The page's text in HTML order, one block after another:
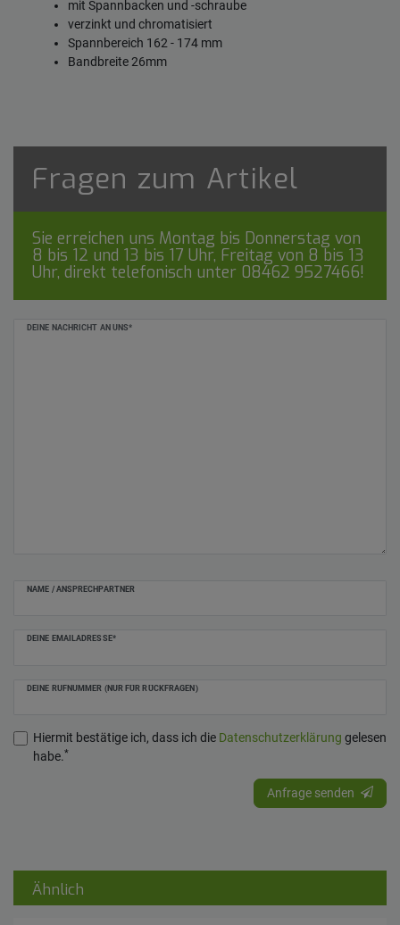
mit Spannbacken und -schraube
verzinkt und chromatisiert
Spannbereich 162 - 174 mm
Bandbreite 26mm
Fragen zum Artikel
Sie erreichen uns Montag bis Donnerstag von
8 bis 12 und 13 bis 17 Uhr, Freitag von 8 bis 13
Uhr, direkt telefonisch unter 08462 9527466!
DEINE NACHRICHT AN UNS*
NAME / ANSPRECHPARTNER
DEINE EMAILADRESSE*
DEINE RUFNUMMER (NUR FÜR RÜCKFRAGEN)
Hiermit bestätige ich, dass ich die Daten­schutz­erklärung gelesen
habe.*
Ceres::Template.mailFormHoneypotLabel
Anfrage senden
Ähnlich